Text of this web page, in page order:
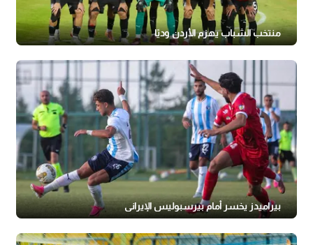
منتخب الشباب يهزم الأردن وديًا
بيراميدز يخسر أمام بيرسبوليس الإيراني